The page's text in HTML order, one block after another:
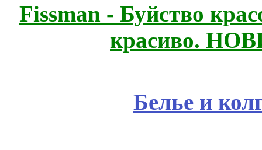
Fissmаn - Буйство
красиво.
Белье и